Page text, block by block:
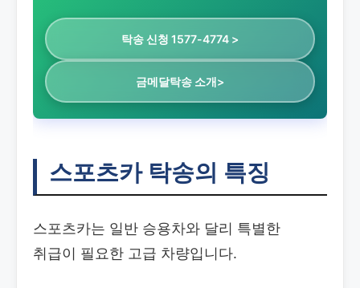
탁송 신청 1577-4774 >
금메달탁송 소개>
스포츠카 탁송의 특징
스포츠카는 일반 승용차와 달리 특별한
취급이 필요한 고급 차량입니다.